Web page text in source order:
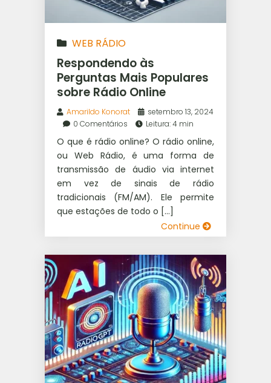
WEB RÁDIO
Respondendo às
Perguntas Mais Populares
sobre Rádio Online
Amarildo Konorat
setembro 13, 2024
0 Comentários
Leitura: 4 min
O que é rádio online? O rádio online,
ou Web Rádio, é uma forma de
transmissão de áudio via internet
em vez de sinais de rádio
tradicionais (FM/AM). Ele permite
que estações de todo o […]
Continue